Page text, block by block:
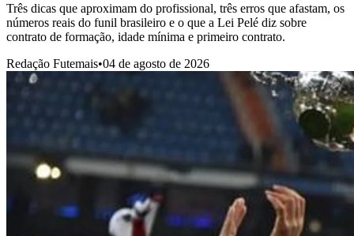
Três dicas que aproximam do profissional, três erros que afastam, os
números reais do funil brasileiro e o que a Lei Pelé diz sobre
contrato de formação, idade mínima e primeiro contrato.
Redação Futemais•04 de agosto de 2026